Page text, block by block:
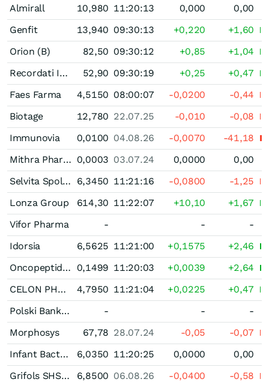
Almirall
10,980 11:20:13 0,000
0,00
Genfit
13,940 09:30:13 +0,220
+1,60
Orion (B)
82,50 09:30:12 +0,85
+1,04
Recordati Industria Chimica e Farmaceutica
52,90 09:30:19 +0,25
+0,47
Faes Farma
4,5150 08:00:07 -0,0200
-0,44
Biotage
12,780 22.07.25 -0,010
-0,08
Immunovia
0,0100 04.08.26 -0,0070
-41,18
Mithra Pharmaceuticals 0,0003 03.07.24 0,0000
0,00
Selvita Spolka Akcyjna
6,3450 11:21:16 -0,0800
-1,25
Lonza Group
614,30 11:22:07 +10,10
+1,67
Vifor Pharma
- -
-
Idorsia
6,5625 11:21:00 +0,1575
+2,46
Oncopeptides 0,1499 11:20:03 +0,0039
+2,64
CELON PHARMA
4,7950 11:21:04 +0,0225
+0,47
Polski Bank Komorek Macierzystych Spolka Akcyjna
- -
-
Morphosys
67,78 28.07.24 -0,05
-0,07
Infant Bacterial Therapeutics Registered (B)
6,0350 11:20:25 0,0000
0,00
Grifols SHS(B)B
6,8500 06.08.26 -0,0400
-0,58